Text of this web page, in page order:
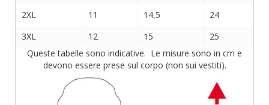
2XL
11 14,5
24
3XL
12 15
25
Queste tabelle sono indicative. Le misure sono in cm e
devono essere prese sul corpo (non sui vestiti).